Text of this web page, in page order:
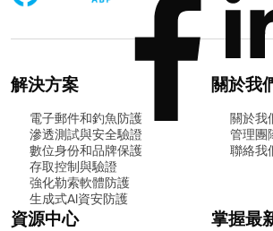
解決方案
電子郵件和釣魚防護
滲透測試與安全驗證
數位身份和品牌保護
存取控制與驗證
強化勒索軟體防護
生成式AI資安防護
關於我
關於我
管理團
聯絡我
資源中心 掌握最